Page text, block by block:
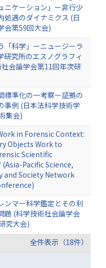
ニケーション」ー非行少
処遇のダイナミクス (日
会第59回大会)
「科学」ーニュージーラ
研究所のエスノグラフィ
会論学会第11回年次研
標準化の一考察ー証拠の
事例 (日本法科学技術学
集会)
in Forensic Context:
Objects Work to
Scientific
Pacific Science,
and Society Network
ンマー科学鑑定とその利
題 (科学技術社会論学会
究大会)
全件表示（18件）